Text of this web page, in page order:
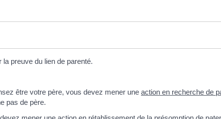
preuve du lien de parenté.
être votre père, vous devez mener une action en recherche de
pas de père.